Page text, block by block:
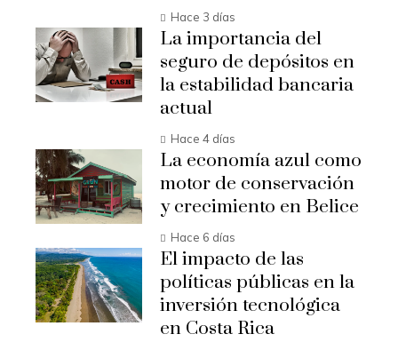
Hace 3 días
La importancia del
seguro de depósitos en
la estabilidad bancaria
actual
Hace 4 días
La economía azul como
motor de conservación
y crecimiento en Belice
Hace 6 días
El impacto de las
políticas públicas en la
inversión tecnológica
en Costa Rica